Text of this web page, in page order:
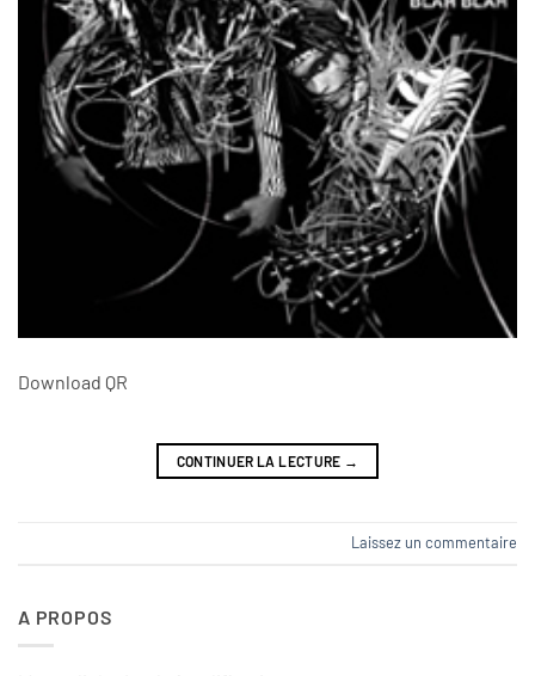
Download QR
CONTINUER LA LECTURE →
Laissez un commentaire
A PROPOS